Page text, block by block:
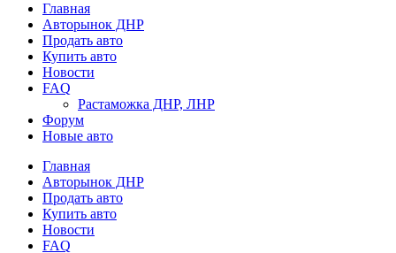
Главная
Авторынок ДНР
Продать авто
Купить авто
Новости
FAQ
Растаможка ДНР, ЛНР
Форум
Новые авто
Главная
Авторынок ДНР
Продать авто
Купить авто
Новости
FAQ